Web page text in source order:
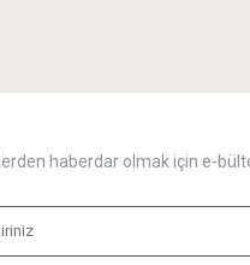
haberdar olmak için e-